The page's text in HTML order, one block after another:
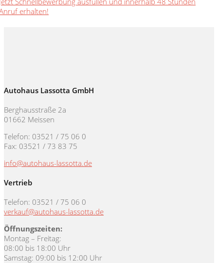
erhalten!
Autohaus Lassotta GmbH
Berghausstraße 2a
01662 Meissen
Telefon: 03521 / 75 06 0
Fax: 03521 / 73 83 75
info@autohaus-lassotta.de
Vertrieb
Telefon: 03521 / 75 06 0
verkauf@autohaus-lassotta.de
Öffnungszeiten:
Montag – Freitag:
08:00 bis 18:00 Uhr
Samstag: 09:00 bis 12:00 Uhr